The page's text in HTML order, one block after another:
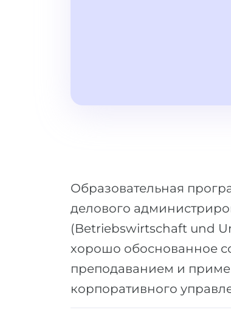
Образовательная
делового
(Betriebswirtschaft und
хорошо обоснованное
преподаванием и
корпоративного